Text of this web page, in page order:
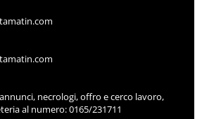
necrologi, offro e cerco lavoro,
al numero: 0165/231711